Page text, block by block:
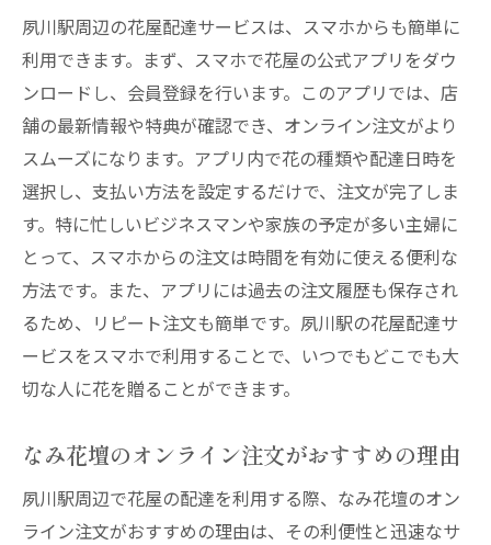
夙川駅周辺の花屋配達サービスは、スマホからも簡単に
利用できます。まず、スマホで花屋の公式アプリをダウ
ンロードし、会員登録を行います。このアプリでは、店
舗の最新情報や特典が確認でき、オンライン注文がより
スムーズになります。アプリ内で花の種類や配達日時を
選択し、支払い方法を設定するだけで、注文が完了しま
す。特に忙しいビジネスマンや家族の予定が多い主婦に
とって、スマホからの注文は時間を有効に使える便利な
方法です。また、アプリには過去の注文履歴も保存され
るため、リピート注文も簡単です。夙川駅の花屋配達サ
ービスをスマホで利用することで、いつでもどこでも大
切な人に花を贈ることができます。
なみ花壇のオンライン注文がおすすめの理由
夙川駅周辺で花屋の配達を利用する際、なみ花壇のオン
ライン注文がおすすめの理由は、その利便性と迅速なサ